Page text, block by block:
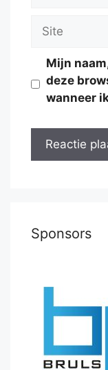
Site
Mijn
deze
wanneer
Sponsors